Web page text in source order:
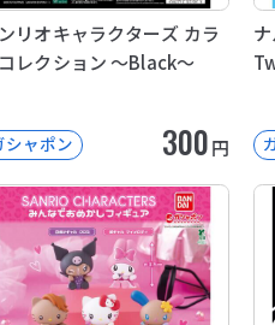
リオキャラクターズ カラ
レクション ～Black～
シャポン 300円